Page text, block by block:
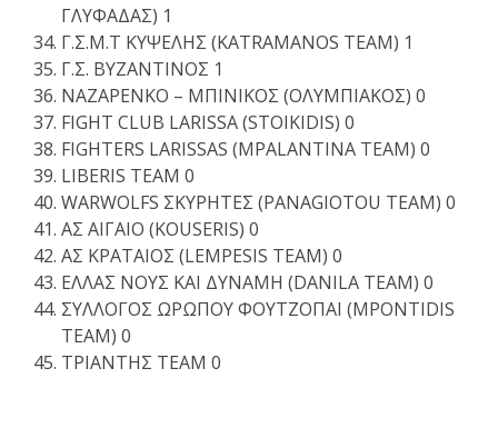
ΓΛΥΦΑΔΑΣ) 1
Γ.Σ.Μ.Τ ΚΥΨΕΛΗΣ (KATRAMANOS TEAM) 1
Γ.Σ. ΒΥΖΑΝΤΙΝΟΣ 1
ΝΑΖΑΡΕΝΚΟ – ΜΠΙΝΙΚΟΣ (ΟΛΥΜΠΙΑΚΟΣ) 0
FIGHT CLUB LARISSA (STOIKIDIS) 0
FIGHTERS LARISSAS (MPALANTINA TEAM) 0
LIBERIS TEAM 0
WARWOLFS ΣΚΥΡΗΤΕΣ (PANAGIOTOU TEAM) 0
ΑΣ ΑΙΓΑΙΟ (KOUSERIS) 0
ΑΣ ΚΡΑΤΑΙΟΣ (LEMPESIS TEAM) 0
ΕΛΛΑΣ ΝΟΥΣ ΚΑΙ ΔΥΝΑΜΗ (DANILA TEAM) 0
ΣΥΛΛΟΓΟΣ ΩΡΩΠΟΥ ΦΟΥΤΖΟΠΑΙ (MPONTIDIS
TEAM) 0
ΤΡΙΑΝΤΗΣ ΤΕΑΜ 0